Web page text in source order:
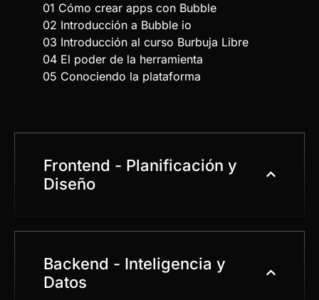
01 Cómo crear apps con Bubble
02 Introducción a Bubble io
03 Introducción al curso Burbuja Libre
04 El poder de la herramienta
05 Conociendo la plataforma
Frontend - Planificación y
Diseño
Backend - Inteligencia y
Datos